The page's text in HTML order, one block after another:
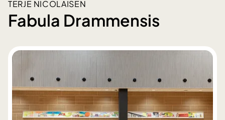
TERJE NICOLAISEN
Fabula Drammensis